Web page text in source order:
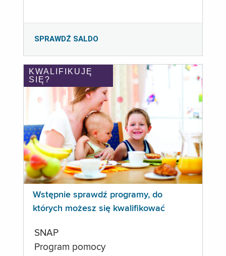
SPRAWDŹ SALDO
KWALIFIKUJĘ
SIĘ?
Wstępnie sprawdź programy, do
których możesz się kwalifikować
SNAP
Program pomocy